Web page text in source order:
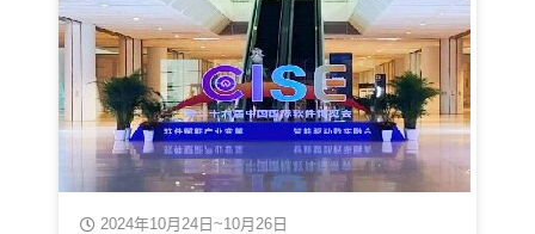
2024年10月24日~10月26日